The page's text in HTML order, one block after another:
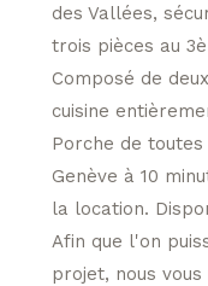
des Vallées,
trois pièces au
Composé de
cuisine
Porche de
Genève à 10
la location.
Afin que l'on
projet, nous